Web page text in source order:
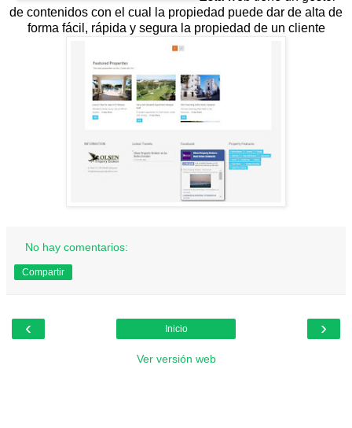
de contenidos con el cual la propiedad puede dar de alta de
forma fácil, rápida y segura la propiedad de un cliente
No hay comentarios:
Compartir
‹ ›
Inicio
Ver versión web